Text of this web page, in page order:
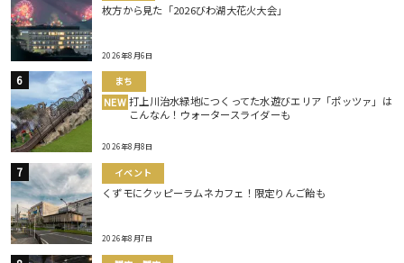
枚方から見た「2026びわ湖大花火大会」
2026年8月6日
まち
NEW 打上川治水緑地につくってた水遊びエリア「ポッツァ」は
こんなん！ウォータースライダーも
2026年8月8日
イベント
くずモにクッピーラムネカフェ！限定りんご飴も
2026年8月7日